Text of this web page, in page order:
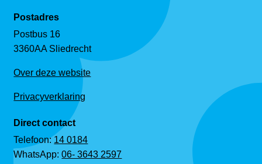
Postadres
Postbus 16
3360AA Sliedrecht
Over deze website
Privacyverklaring
Direct contact
Telefoon:14 0184
WhatsApp:06- 3643 2597